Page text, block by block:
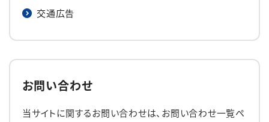
交通広告
お問い合わせ
当サイトに関するお問い合わせは、お問い合わせ一覧ペ